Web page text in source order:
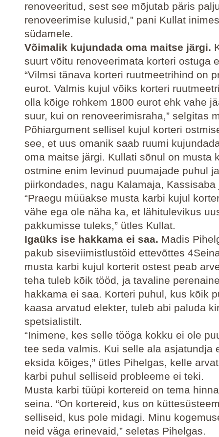
renoveeritud, sest see mõjutab päris
renoveerimise kulusid,” pani Kullat
südamele.
Võimalik kujundada oma maitse järgi.
suurt võitu renoveerimata korteri ostuga
“Vilmsi tänava korteri ruutmeetrihind on
eurot. Valmis kujul võiks korteri
olla kõige rohkem 1800 eurot ehk vahe
suur, kui on renoveerimisraha,” selgitas
Põhiargument sellisel kujul korteri
see, et uus omanik saab ruumi
oma maitse järgi. Kullati sõnul on musta
ostmine enim levinud puumajade puhul
piirkondades, nagu Kalamaja, Kassisaba
“Praegu müüakse musta karbi kujul
vähe ega ole näha ka, et lähitulevikus
pakkumisse tuleks,” ütles Kullat.
Igaüks ise hakkama ei saa. Madis
pakub siseviimistlustöid ettevõttes
musta karbi kujul korterit ostest peab
teha tuleb kõik tööd, ja tavaline
hakkama ei saa. Korteri puhul, kus kõik
kaasa arvatud elekter, tuleb abi paluda
spetsialistilt.
“Inimene, kes selle tööga kokku ei ole
tee seda valmis. Kui selle ala asjatundja
eksida kõiges,” ütles Pihelgas, kelle
karbi puhul selliseid probleeme ei teki.
Musta karbi tüüpi kortereid on tema
seina. “On kortereid, kus on
selliseid, kus pole midagi. Minu
neid väga erinevaid,” seletas Pihelgas.